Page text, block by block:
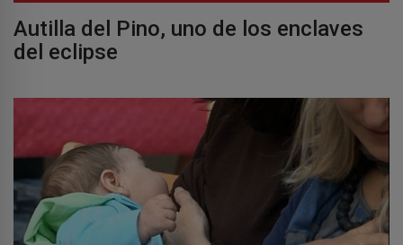
Autilla del Pino, uno de los enclaves
del eclipse